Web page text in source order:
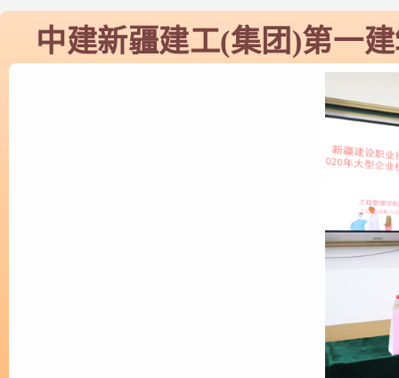
中建新疆建工(集团)第一